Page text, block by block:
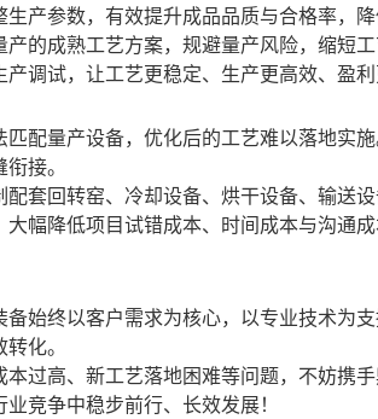
产参数，有效提升成品品质与合格率，
的成熟工艺方案，规避量产风险，缩短
调试，让工艺更稳定、生产更高效、盈利
配量产设备，优化后的工艺难以落地实
接。
套回转窑、冷却设备、烘干设备、输送
幅降低项目试错成本、时间成本与沟通
始终以客户需求为核心，以专业技术为
化。
过高、新工艺落地困难等问题，不妨携
竞争中稳步前行、长效发展！